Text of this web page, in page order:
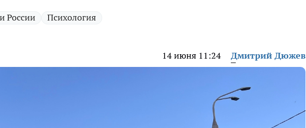
России Психология
14 июня 11:24 Дмитрий Дюжев